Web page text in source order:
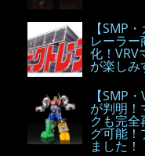
【SMP
レーラ
化！VRV
が楽しみ
【SMP
が判明！
クも完
グ可能！
ました！